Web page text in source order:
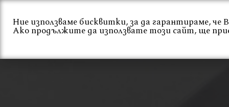
Skip
content
Начало За нас
Ние използваме бисквитки, за да гарантираме,
Ако продължите да използвате този сайт, ще